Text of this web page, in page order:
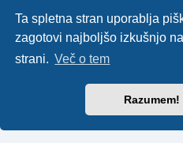
Ta spletna stran uporablja
zagotovi najboljšo izkušnjo
strani. Več o tem
Razumem!